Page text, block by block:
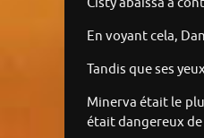
En voyant cela,
Tandis que ses
Minerva était le
était dangereux